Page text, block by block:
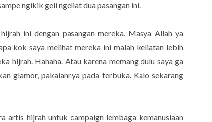
ngikik geli ngeliat dua pasangan ini.
ini dengan pasangan mereka. Masya Allah ya
kok saya melihat mereka ini malah keliatan lebih
hijrah. Hahaha. Atau karena memang dulu saya ga
glamor, pakaiannya pada terbuka. Kalo sekarang
artis hijrah untuk campaign lembaga kemanusiaan